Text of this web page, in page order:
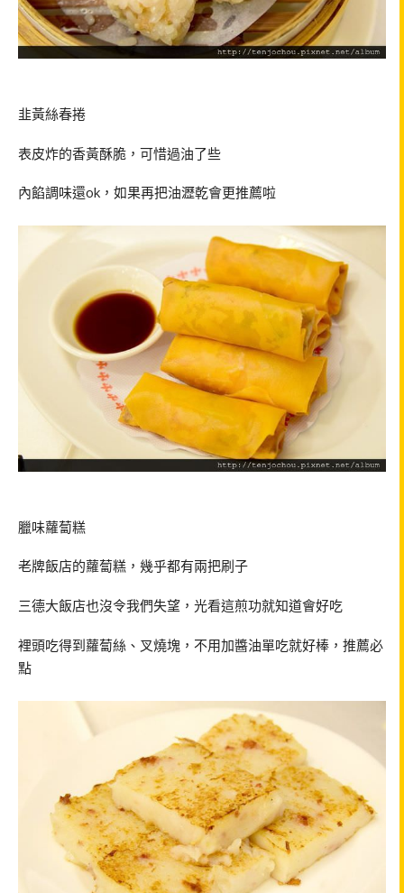
韭黃絲春捲
表皮炸的香黃酥脆，可惜過油了些
內餡調味還ok ，如果再把油瀝乾會更推薦啦
臘味蘿蔔糕
老牌飯店的蘿蔔糕，幾乎都有兩把刷子
三德大飯店也沒令我們失望，光看這煎功就知道會好吃
裡頭吃得到蘿蔔絲、叉燒塊，不用加醬油單吃就好棒，推薦必
點